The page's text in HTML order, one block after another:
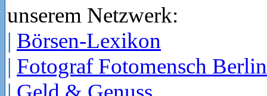
unserem Netzwerk:
| Börsen-Lexikon
| Fotograf Fotomensch Berlin